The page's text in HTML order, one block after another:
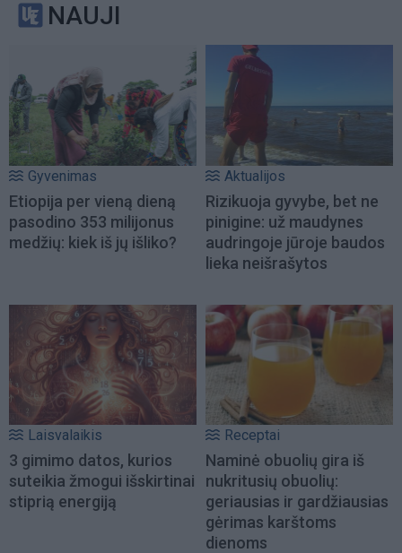
NAUJI
Gyvenimas
Etiopija per vieną dieną
pasodino 353 milijonus
medžių: kiek iš jų išliko?
Aktualijos
Rizikuoja gyvybe, bet ne
pinigine: už maudynes
audringoje jūroje baudos
lieka neišrašytos
Laisvalaikis
3 gimimo datos, kurios
suteikia žmogui išskirtinai
stiprią energiją
Receptai
Naminė obuolių gira iš
nukritusių obuolių:
geriausias ir gardžiausias
gėrimas karštoms
dienoms